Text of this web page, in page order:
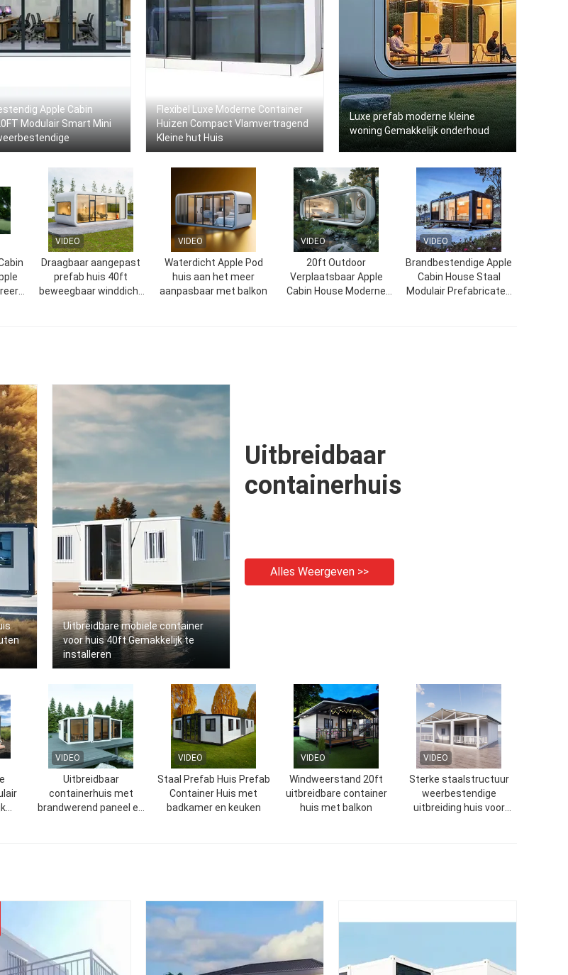
Apple Cabin
Modulair Smart Mini
Flexibel Luxe Moderne Container
Huizen Compact Vlamvertragend
Kleine hut Huis
Luxe prefab moderne kleine
woning Gemakkelijk onderhoud
VIDEO
Draagbaar aangepast
prefab huis 40ft
beweegbaar winddicht
VIDEO
Waterdicht Apple Pod
huis aan het meer
aanpasbaar met balkon
VIDEO
20ft Outdoor
Verplaatsbaar Apple
Cabin House Moderne
VIDEO
Brandbestendige Apple
Cabin House Staal
Modulair Prefabricated
Uitbreidbare mobiele container
voor huis 40ft Gemakkelijk te
installeren
Uitbreidbaar
containerhuis
Alles Weergeven >>
VIDEO
Uitbreidbaar
containerhuis met
brandwerend paneel en
VIDEO
Staal Prefab Huis Prefab
Container Huis met
badkamer en keuken
VIDEO
Windweerstand 20ft
uitbreidbare container
huis met balkon
VIDEO
Sterke staalstructuur
weerbestendige
uitbreiding huis voor